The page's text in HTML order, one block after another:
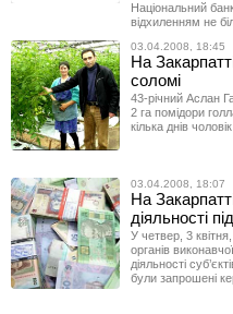
Національний
відхиленням не
03.04.2008, 18:45
На
соломі
43-річний Аслан
2 га помідори
кілька днів
03.04.2008, 18:07
На
діяльності
У четвер, 3
органів
діяльності
були запрошені